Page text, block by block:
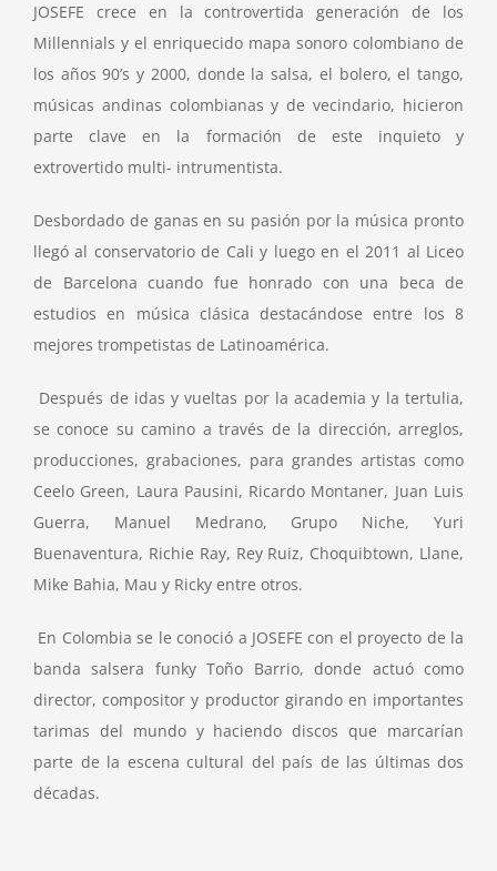
JOSEFE crece en la controvertida generación de los
Millennials y el enriquecido mapa sonoro colombiano de
los años 90’s y 2000, donde la salsa, el bolero, el tango,
músicas andinas colombianas y de vecindario, hicieron
parte clave en la formación de este inquieto y
extrovertido multi- intrumentista.
Desbordado de ganas en su pasión por la música pronto
llegó al conservatorio de Cali y luego en el 2011 al Liceo
de Barcelona cuando fue honrado con una beca de
estudios en música clásica destacándose entre los 8
mejores trompetistas de Latinoamérica.
Después de idas y vueltas por la academia y la tertulia,
se conoce su camino a través de la dirección, arreglos,
producciones, grabaciones, para grandes artistas como
Ceelo Green, Laura Pausini, Ricardo Montaner, Juan Luis
Guerra, Manuel Medrano, Grupo Niche, Yuri
Buenaventura, Richie Ray, Rey Ruiz, Choquibtown, Llane,
Mike Bahia, Mau y Ricky entre otros.
En Colombia se le conoció a JOSEFE con el proyecto de la
banda salsera funky Toño Barrio, donde actuó como
director, compositor y productor girando en importantes
tarimas del mundo y haciendo discos que marcarían
parte de la escena cultural del país de las últimas dos
décadas.